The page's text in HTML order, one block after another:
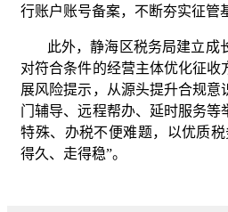
行账户账号备案，不断夯实征管
此外，静海区税务局建立成长
对符合条件的经营主体优化征收
展风险提示，从源头提升合规意
门辅导、远程帮办、延时服务等
特殊、办税不便难题，以优质
得久、走得稳”。